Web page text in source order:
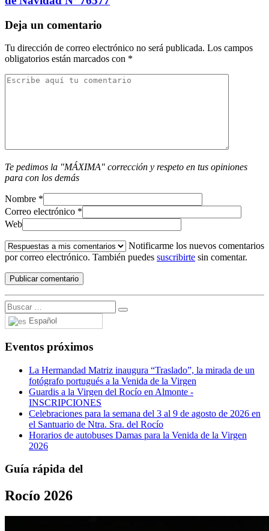
Deja un comentario
Tu dirección de correo electrónico no será publicada. Los campos
obligatorios están marcados con *
Te pedimos la "MÁXIMA" corrección y respeto en tus opiniones
para con los demás
Nombre *
Correo electrónico *
Web
Notificarme los nuevos comentarios
por correo electrónico. También puedes suscribirte sin comentar.
Español
Eventos próximos
La Hermandad Matriz inaugura “Traslado”, la mirada de un
fotógrafo portugués a la Venida de la Virgen
Guardis a la Virgen del Rocío en Almonte -
INSCRIPCIONES
Celebraciones para la semana del 3 al 9 de agosto de 2026 en
el Santuario de Ntra. Sra. del Rocío
Horarios de autobuses Damas para la Venida de la Virgen
2026
Guía rápida del
Rocío 2026